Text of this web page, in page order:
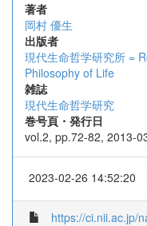
著者
岡村 優生
出版者
現代生命哲学研究所 =
Philosophy of Life
雑誌
現代生命哲学研究
巻号頁・発行日
vol.2, pp.72-82, 2013-
2023-02-26 14:52:20
https://ci.nii.ac.jp/